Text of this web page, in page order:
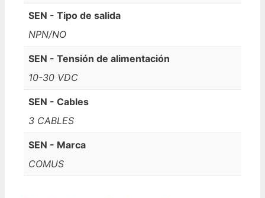
SEN - Tipo de salida
NPN/NO
SEN - Tensión de alimentación
10-30 VDC
SEN - Cables
3 CABLES
SEN - Marca
COMUS